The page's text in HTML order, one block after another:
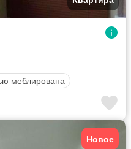
меблирована
Новое